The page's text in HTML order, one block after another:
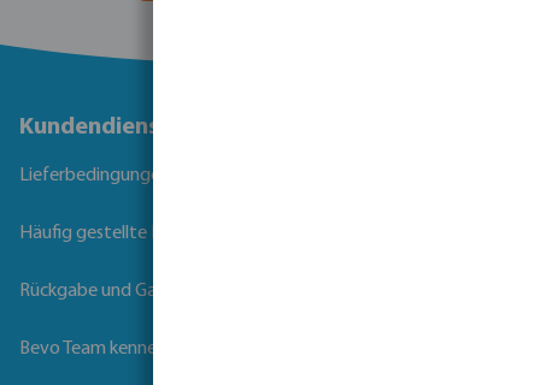
Kundendienst
Lieferbedingungen
Häufig gestellte Fragen
Rückgabe und Garantie
Bevo Team kennenlernen